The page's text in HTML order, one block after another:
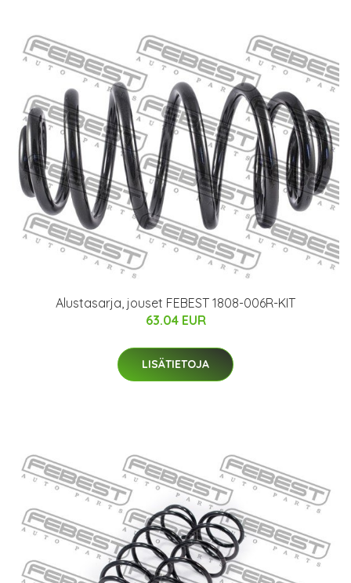
Alustasarja, jouset FEBEST 1808-006R-KIT
63.04 EUR
LISÄTIETOJA